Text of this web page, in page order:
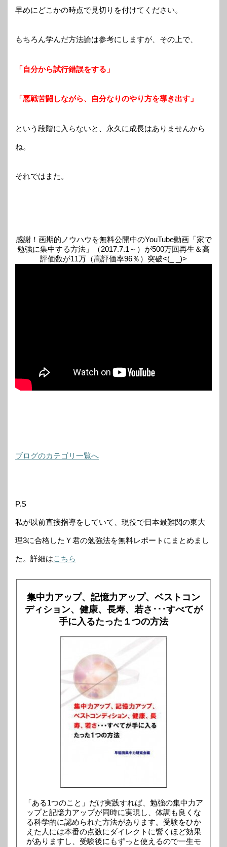
早めにどこかの時点で見切りを付けてください。
もちろん学んだ方法論は参考にしますが、その上で、
「自分から試行錯誤をする」
「悪戦苦闘しながら、自分なりのやり方を導き出す」
という段階に入らないと、永久に成長はありませんから
ね。
それではまた。
感謝！画期的ノウハウを無料公開中のYouTube動画「家で
勉強に集中する方法」（2017.7.1～）が500万回再生＆高
評価数が11万（高評価率96％）突破<(_ _)>
ブログのカテゴリ一覧へ
P.S
私が以前直接指導をしていて、現役で日本最難関の東大
理3に合格したＹ君の勉強法を無料レポートにまとめまし
た。詳細はこちら
集中力アップ、記憶力アップ、ベストコン
ディション、健康、長寿、若さ･･･すべてが
手に入るたった１つの方法
「ある1つのこと」だけ実践すれば、勉強の集中力ア
ップと記憶力アップが同時に実現し、体調も良くな
る科学的に認められた方法があります。受験をひか
えた人には本番の点数にダイレクトに響くほど効果
がありますし、受験後にもずっと使えるので一生モ